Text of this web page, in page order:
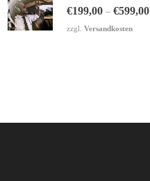
€199,00 –€599,00
zzgl.Versandkosten